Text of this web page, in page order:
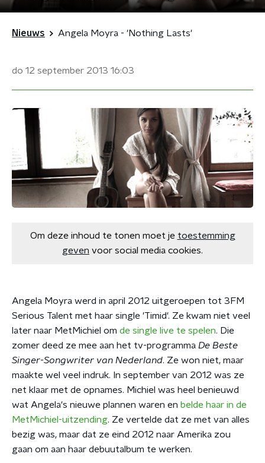
Nieuws Angela Moyra - 'Nothing Lasts'
do 12 september 2013 16:03
Om deze inhoud te tonen moet je toestemming
geven voor social media cookies.
Angela Moyra werd in april 2012 uitgeroepen tot 3FM
Serious Talent met haar single 'Timid'. Ze kwam niet veel
later naar MetMichiel om de single live te spelen. Die
zomer deed ze mee aan het tv-programma De Beste
Singer-Songwriter van Nederland. Ze won niet, maar
maakte wel veel indruk. In september van 2012 was ze
net klaar met de opnames. Michiel was heel benieuwd
wat Angela's nieuwe plannen waren en belde haar in de
MetMichiel-uitzending. Ze vertelde dat ze met van alles
bezig was, maar dat ze eind 2012 naar Amerika zou
gaan om aan haar debuutalbum te werken.